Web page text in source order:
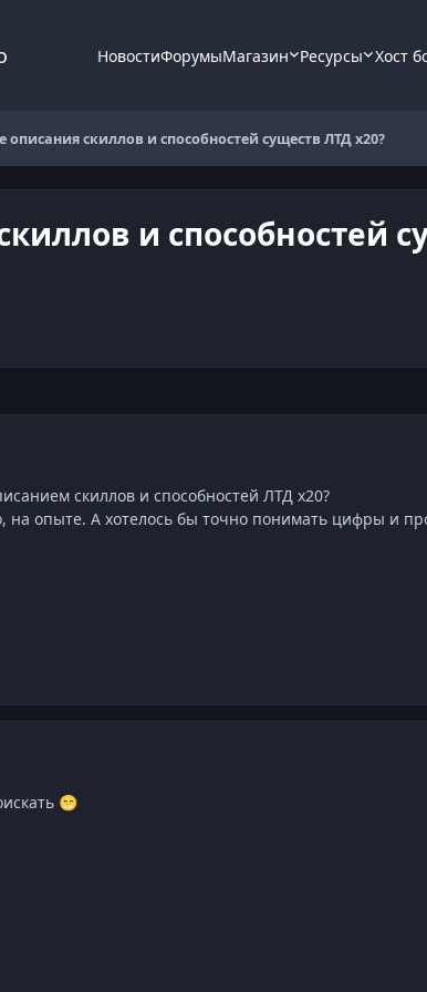
НовостиФорумыМагазин Ресурсы Хост
описания скиллов и способностей существ ЛТД х20?
и способностей
скиллов и способностей ЛТД х20?
на опыте. А хотелось бы точно понимать цифры и
😁